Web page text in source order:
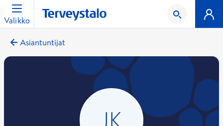
Valikko
Asiantuntijat